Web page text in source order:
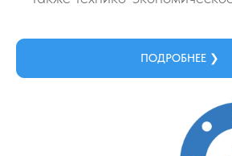
ПОДРОБНЕЕ ❯